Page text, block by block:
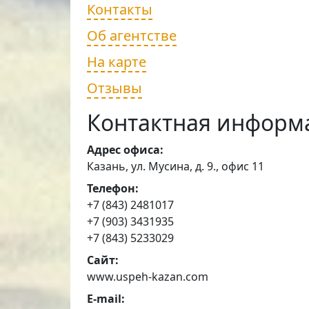
Контакты
Об агентстве
На карте
Отзывы
Контактная
Адрес офиса:
Казань, ул. Мусина, д. 9., офис 11
Телефон:
+7 (843) 2481017
+7 (903) 3431935
+7 (843) 5233029
Сайт:
www.uspeh-kazan.com
E-mail: